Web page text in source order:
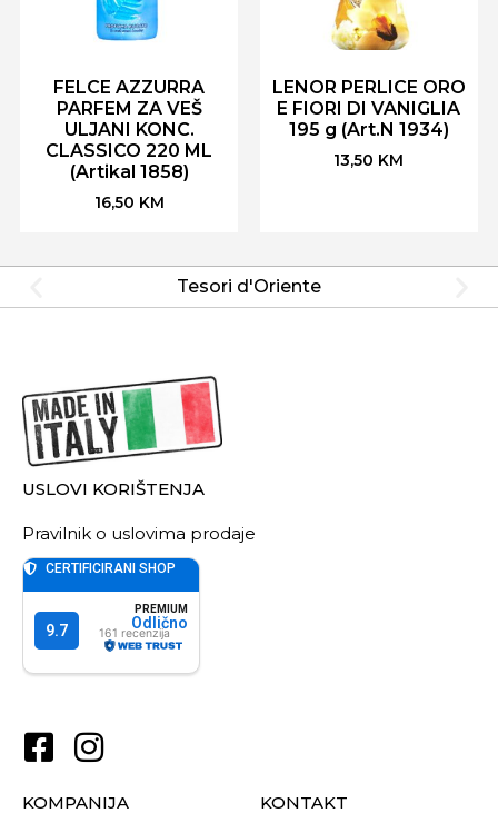
FELCE AZZURRA
PARFEM ZA VEŠ
ULJANI KONC.
CLASSICO 220 ML
(Artikal 1858)
16,50 KM
LENOR PERLICE ORO
E FIORI DI VANIGLIA
195 g (Art.N 1934)
13,50 KM
Tesori d'Oriente
USLOVI KORIŠTENJA
Pravilnik o uslovima prodaje
KOMPANIJA KONTAKT